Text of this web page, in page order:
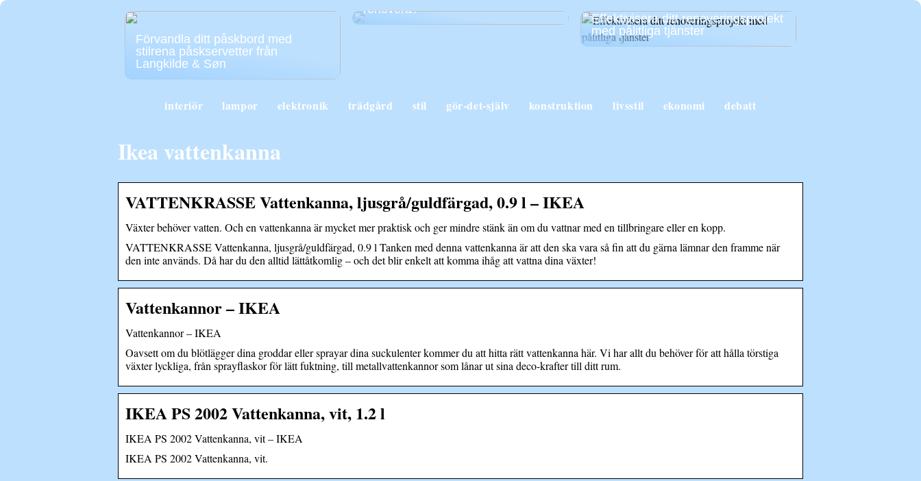
Förvandla ditt påskbord med
stilrena påskservetter från
Langkilde & Søn
renovera?
Effektivisera ditt renoveringsprojekt
med pålitliga tjänster
interiör lampor elektronik trädgård stil gör-det-själv konstruktion livsstil ekonomi debatt
Ikea vattenkanna
VATTENKRASSE Vattenkanna, ljusgrå/guldfärgad, 0.9 l – IKEA
Växter behöver vatten. Och en vattenkanna är mycket mer praktisk och ger mindre stänk än om du vattnar med en tillbringare eller en kopp.
VATTENKRASSE Vattenkanna, ljusgrå/guldfärgad, 0.9 l Tanken med denna vattenkanna är att den ska vara så fin att du gärna lämnar den framme när
den inte används. Då har du den alltid lättåtkomlig – och det blir enkelt att komma ihåg att vattna dina växter!
Vattenkannor – IKEA
Vattenkannor – IKEA
Oavsett om du blötlägger dina groddar eller sprayar dina suckulenter kommer du att hitta rätt vattenkanna här. Vi har allt du behöver för att hålla törstiga
växter lyckliga, från sprayflaskor för lätt fuktning, till metallvattenkannor som lånar ut sina deco-krafter till ditt rum.
IKEA PS 2002 Vattenkanna, vit, 1.2 l
IKEA PS 2002 Vattenkanna, vit – IKEA
IKEA PS 2002 Vattenkanna, vit.